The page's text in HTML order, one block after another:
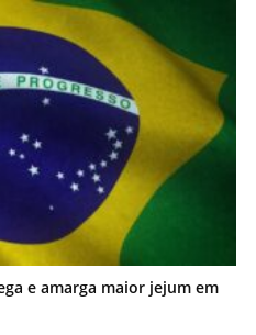
e amarga maior jejum em